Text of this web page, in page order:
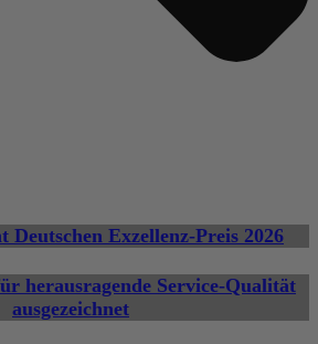
Deutschen Exzellenz-Preis 2026
herausragende Service-Qualität
ausgezeichnet